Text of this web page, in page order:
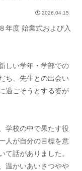
2026.04.15
年度 始業式および入
しい学年・学部での
ち、先生との出会い
過ごそうとする姿が
学校の中で果たす役
人が自分の目標を意
て話がありました。
温かいあいさつやや